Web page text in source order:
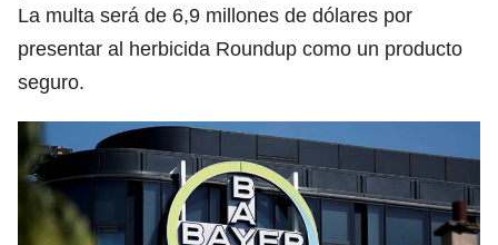
La multa será de 6,9 millones de dólares por
presentar al herbicida Roundup como un producto
seguro.